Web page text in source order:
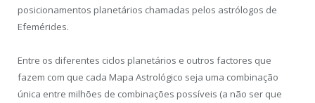
posicionamentos planetários chamadas pelos astrólogos de
Efemérides.
Entre os diferentes ciclos planetários e outros factores que
fazem com que cada Mapa Astrológico seja uma combinação
única entre milhões de combinações possíveis (a não ser que